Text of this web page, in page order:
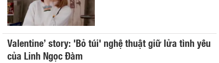
Valentine’ story: 'Bỏ túi' nghệ thuật giữ lửa tình yêu
của Linh Ngọc Đàm